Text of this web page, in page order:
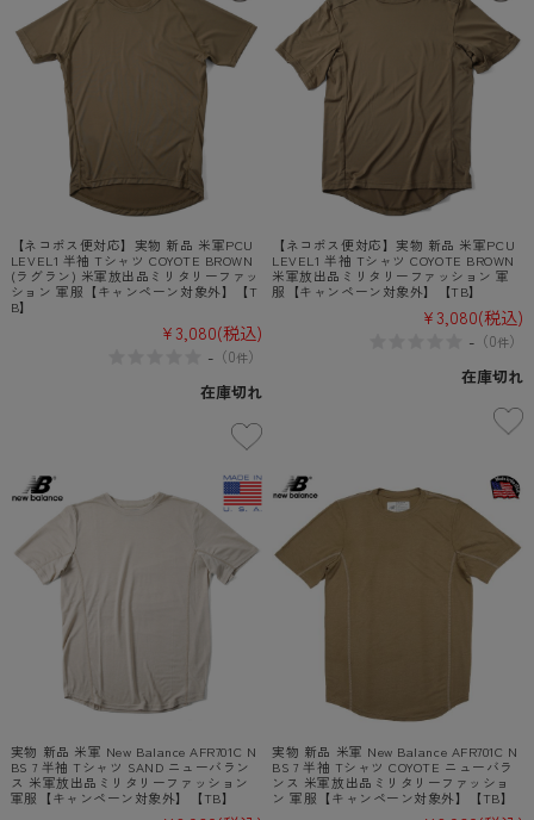
【ネコポス便対応】実物 新品 米軍PCU
LEVEL1 半袖 Tシャツ COYOTE BROWN
(ラグラン) 米軍放出品ミリタリーファッ
ション 軍服【キャンペーン対象外】【T
B】
¥3,080(税込)
-（0件）
在庫切れ
【ネコポス便対応】実物 新品 米軍PCU
LEVEL1 半袖 Tシャツ COYOTE BROWN
米軍放出品ミリタリーファッション 軍
服【キャンペーン対象外】【TB】
¥3,080(税込)
- （0件）
在庫切れ
実物 新品 米軍 New Balance AFR701C N
BS 7 半袖 Tシャツ SAND ニューバラン
ス 米軍放出品ミリタリーファッション
軍服【キャンペーン対象外】【TB】
実物 新品 米軍 New Balance AFR701C N
BS 7 半袖 Tシャツ COYOTE ニューバラ
ンス 米軍放出品ミリタリーファッショ
ン 軍服【キャンペーン対象外】【TB】